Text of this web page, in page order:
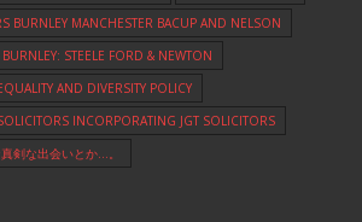
BURNLEY MANCHESTER BACUP AND NELSON
STEELE FORD & NEWTON
AND DIVERSITY POLICY
INCORPORATING JGT SOLICITORS
剣な出会いとか…。